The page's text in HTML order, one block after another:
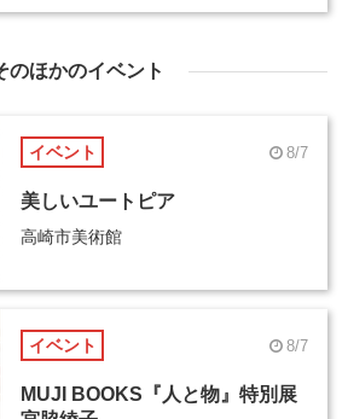
のほかのイベント
イベント 8/7
美しいユートピア
高崎市美術館
イベント 8/7
MUJI BOOKS『人と物』特別展